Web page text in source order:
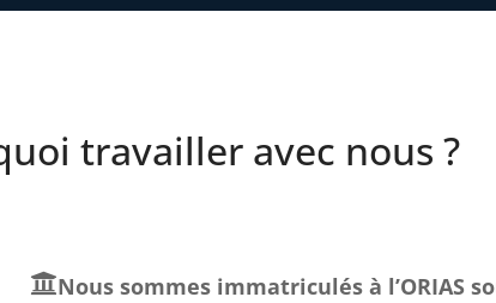
travailler avec nous ?
Nous sommes immatriculés à l’ORIAS